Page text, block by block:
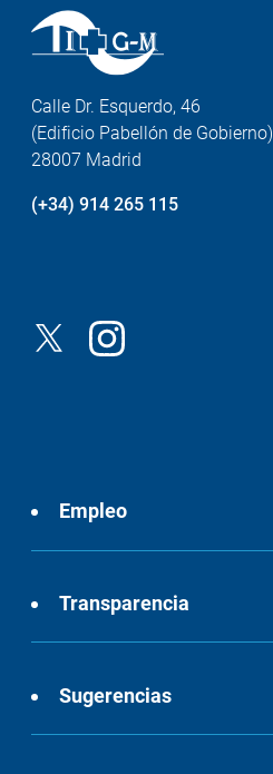
Calle Dr. Esquerdo, 46
(Edificio Pabellón de Gobierno)
28007 Madrid
(+34) 914 265 115
Empleo
Transparencia
Sugerencias